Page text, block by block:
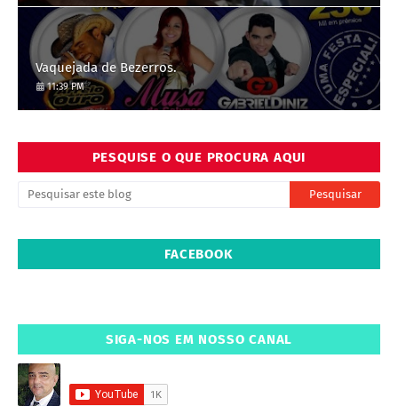
Vaquejada de Bezerros.
11:39 PM
PESQUISE O QUE PROCURA AQUI
FACEBOOK
SIGA-NOS EM NOSSO CANAL